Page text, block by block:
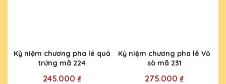
Kỷ niệm chương pha lê quả
trứng mã 224
245.000 ₫
Kỷ niệm chương pha lê Vỏ
sò mã 231
275.000 ₫